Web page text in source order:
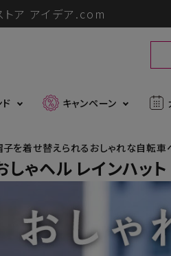
トア アイデア.com
暑さ・紫外線対策グッズ
掃除グッズ
muchu Sun Block LAB
キャンペーン
子を着せ替えられるおしゃれな自転車
しゃヘル レインハット